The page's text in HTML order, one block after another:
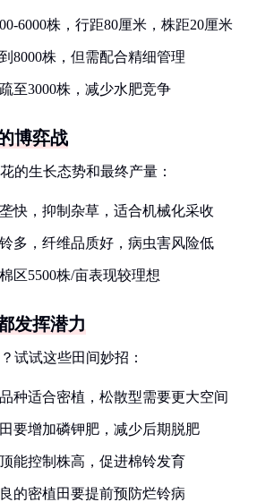
6000株，行距80厘米，株距20厘米
8000株，但需配合精细管理
至3000株，减少水肥竞争
博弈战
的生长态势和最终产量：
垄快，抑制杂草，适合机械化采收
铃多，纤维品质好，病虫害风险低
区5500株/亩表现较理想
发挥潜力
试试这些田间妙招：
品种适合密植，松散型需要更大空间
田要增加磷钾肥，减少后期脱肥
顶能控制株高，促进棉铃发育
良的密植田要提前预防烂铃病